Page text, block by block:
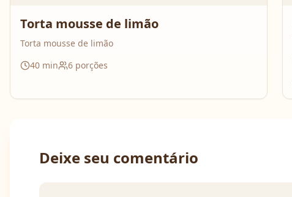
Torta mousse de limão
Torta mousse de limão
40 min 6 porções
Deixe seu comentário